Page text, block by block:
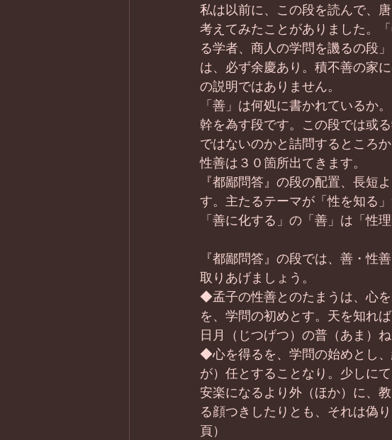
私は以前に、この段を読んで、
考えてみたことがありました。
る学者、商人の学問を譏るの段
は、必ず余慶あり。積不善の家
の説明ではありません。
「善」は何処に書かれているか
幹を為す段です。この段では或
ではないのかと詰問するところ
性善は３０箇所出てきます。
『都鄙問答』の段の配置、長短
す。主たるテーマが「性を知る
「善に化する」の「善」は「性
『都鄙問答』の段では、善・性
取りあげましょう。
◆孟子の性善とのたまうは、心
を、学問の初めとす。天を知れ
日月（じつげつ）の普（あま）
◆心を得るを、学問の始めとし
が）任とすることなり。少しに
安楽になるより外（ほか）に、
る顔つきしたりとも、それは偽
頁）